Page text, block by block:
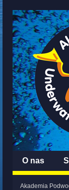
O nas
Akademia